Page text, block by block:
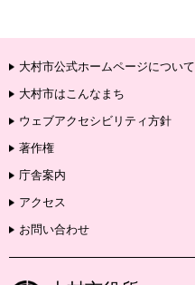
大村市公式ホームページについて
大村市はこんなまち
ウェブアクセシビリティ方針
著作権
庁舎案内
アクセス
お問い合わせ